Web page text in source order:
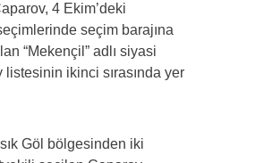
4 Ekim’deki
seçim barajına
“Mekençil” adlı siyasi
listesinin ikinci sırasında yer
Göl bölgesinden iki